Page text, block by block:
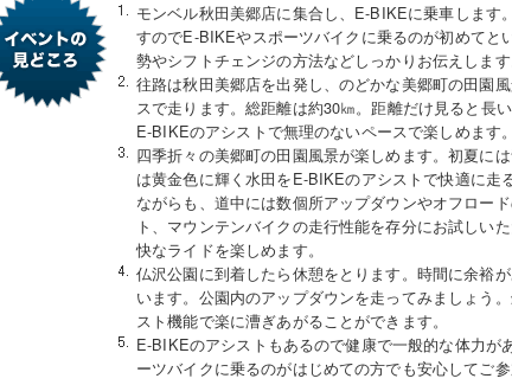
モンベル秋田美郷店に集合し、E-BIKEに乗車します
すのでE-BIKEやスポーツバイクに乗るのが初めてと
勢やシフトチェンジの方法などしっかりお伝えします
往路は秋田美郷店を出発し、のどかな美郷町の田園
スで走ります。総距離は約30㎞。距離だけ見ると長
E-BIKEのアシストで無理のないペースで楽しめます。
四季折々の美郷町の田園風景が楽しめます。初夏に
は黄金色に輝く水田をE-BIKEのアシストで快適に走
ながらも、道中には数個所アップダウンやオフロー
ト、マウンテンバイクの走行性能を存分にお試しい
快なライドを楽しめます。
仏沢公園に到着したら休憩をとります。時間に余裕
います。公園内のアップダウンを走ってみましょう
スト機能で楽に漕ぎあがることができます。
E-BIKEのアシストもあるので健康で一般的な体力が
ーツバイクに乗るのがはじめての方でも安心してご